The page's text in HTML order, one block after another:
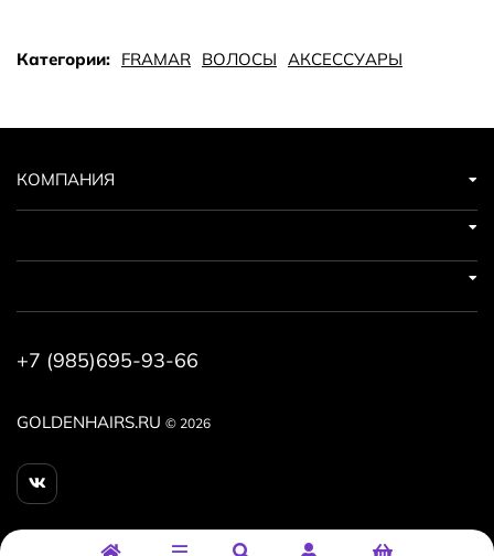
окрашивание, крепко фиксируя пряди.
Категории: FRAMAR ВОЛОСЫ АКСЕССУАРЫ
GOLDENHAIRS.RU © 2026
КОМПАНИЯ
+7 (985)695-93-66